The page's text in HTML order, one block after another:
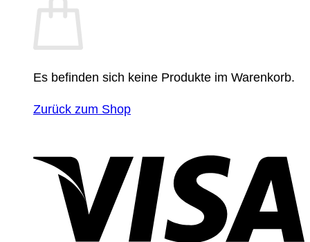
Es befinden sich keine Produkte im Warenkorb.
Zurück zum Shop